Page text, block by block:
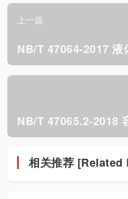
上一篇
相关推荐